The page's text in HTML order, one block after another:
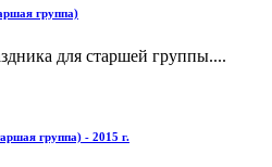
группа)
для старшей группы....
группа) - 2015 г.